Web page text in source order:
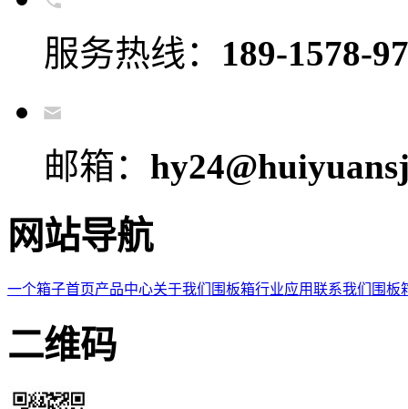
服务热线： 189-1578-
邮箱：
网站导航
一个箱子首页产品中心关于我们 围板箱行业应用联系我们 围板
二维码